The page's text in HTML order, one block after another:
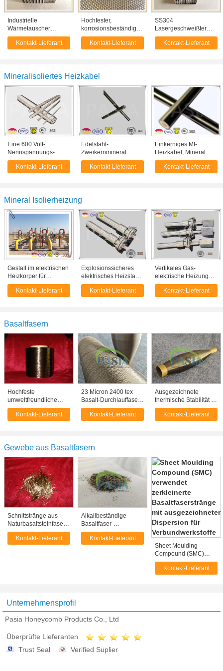
Industrielle
Wärmetauscher
verwenden einen
hochfesten,
Kontakt-Lieferant
Hochfester,
korrosionsbeständiger,
poröser Sandwich-
Struktur-Edelstahl-
Kontakt-Lieferant
SS304
Lasergeschweißter
Edelstahl-Honeycomb-
Kern für
Kontakt-Lieferant
Mineralisoliertes Heizkabel
Eine 600 Volt-
Nennspannungs-
Kupfer umhülltes
Kabel, Mineral isolierte
Kontakt-Lieferant
Edelstahl-
Zweikernmineral
Isolierkabel mit
Edelstahl-Hülle
Kontakt-Lieferant
Einkerniges MI-
Heizkabel, Mineral
isolierte Draht für
industriellen Gebrauch
Kontakt-Lieferant
Mineral Isolierheizung
Gestalt im elektrischen
Heizkörper für
Rohrleitung mit
Mineral
Kontakt-Lieferant
Explosionssicheres
elektrisches Heizstab
für Schiffe des Mineral
Isolierkabels
Kontakt-Lieferant
Vertikales Gas-
elektrische Heizung
des Mineral
Isolierkabel-
Kontakt-Lieferant
Basaltfasern
Hochfeste
umweltfreundliche
natürliche Basalt-
Endlosfaser-Roving
Kontakt-Lieferant
23 Micron 2400 tex
Basalt-Durchlauffaser-
Roving für Pultrusion-
Rebar für Beton
Kontakt-Lieferant
Ausgezeichnete
thermische Stabilität 5
Mikron
Faserdurchmesser
Kontakt-Lieferant
Gewebe aus Basaltfasern
Schnittstränge aus
Naturbasaltsteinfasern
zur Verstärkung von
Reibungsmaterialien
Kontakt-Lieferant
Alkalibeständige
Basaltfaser-
Schnittfasern für
langlebige
Kontakt-Lieferant
Sheet Moulding
Compound (SMC)
verwendet zerkleinerte
Basaltfaserstränge mit
Dispersion für
Kontakt-Lieferant
Unternehmensprofil
Pasia Honeycomb Products Co., Ltd
Überprüfte Lieferanten
Trust Seal
Verified Suplier